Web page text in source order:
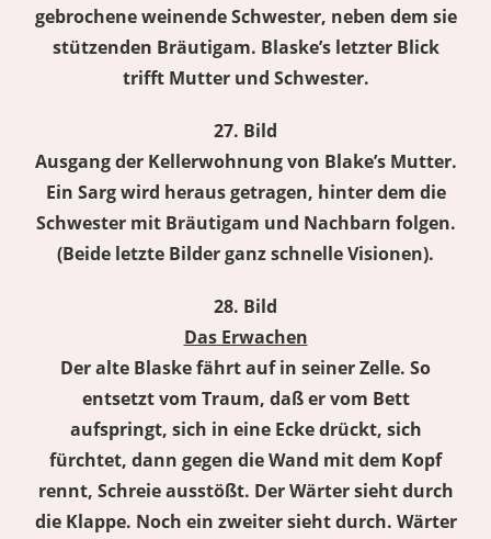
gebrochene weinende Schwester, neben dem sie
stützenden Bräutigam. Blaske’s letzter Blick
trifft Mutter und Schwester.
27. Bild
Ausgang der Kellerwohnung von Blake’s Mutter.
Ein Sarg wird heraus getragen, hinter dem die
Schwester mit Bräutigam und Nachbarn folgen.
(Beide letzte Bilder ganz schnelle Visionen).
28. Bild
Das Erwachen
Der alte Blaske fährt auf in seiner Zelle. So
entsetzt vom Traum, daß er vom Bett
aufspringt, sich in eine Ecke drückt, sich
fürchtet, dann gegen die Wand mit dem Kopf
rennt, Schreie ausstößt. Der Wärter sieht durch
die Klappe. Noch ein zweiter sieht durch. Wärter